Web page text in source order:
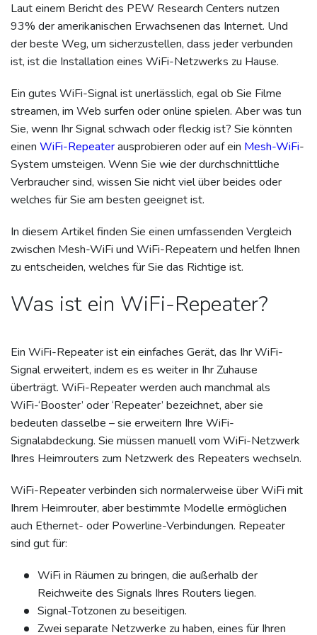
Laut einem Bericht des PEW Research Centers nutzen
93% der amerikanischen Erwachsenen das Internet. Und
der beste Weg, um sicherzustellen, dass jeder verbunden
ist, ist die Installation eines WiFi-Netzwerks zu Hause.
Ein gutes WiFi-Signal ist unerlässlich, egal ob Sie Filme
streamen, im Web surfen oder online spielen. Aber was tun
Sie, wenn Ihr Signal schwach oder fleckig ist? Sie könnten
einen WiFi-Repeaterausprobieren oder auf ein Mesh-WiFi-
System umsteigen. Wenn Sie wie der durchschnittliche
Verbraucher sind, wissen Sie nicht viel über beides oder
welches für Sie am besten geeignet ist.
In diesem Artikel finden Sie einen umfassenden Vergleich
zwischen Mesh-WiFi und WiFi-Repeatern und helfen Ihnen
zu entscheiden, welches für Sie das Richtige ist.
Was ist ein WiFi-Repeater?
Ein WiFi-Repeater ist ein einfaches Gerät, das Ihr WiFi-
Signal erweitert, indem es es weiter in Ihr Zuhause
überträgt. WiFi-Repeater werden auch manchmal als
WiFi-‘Booster’ oder ‘Repeater’ bezeichnet, aber sie
bedeuten dasselbe – sie erweitern Ihre WiFi-
Signalabdeckung. Sie müssen manuell vom WiFi-Netzwerk
Ihres Heimrouters zum Netzwerk des Repeaters wechseln.
WiFi-Repeater verbinden sich normalerweise über WiFi mit
Ihrem Heimrouter, aber bestimmte Modelle ermöglichen
auch Ethernet- oder Powerline-Verbindungen. Repeater
sind gut für:
WiFi in Räumen zu bringen, die außerhalb der
Reichweite des Signals Ihres Routers liegen.
Signal-Totzonen zu beseitigen.
Zwei separate Netzwerke zu haben, eines für Ihren